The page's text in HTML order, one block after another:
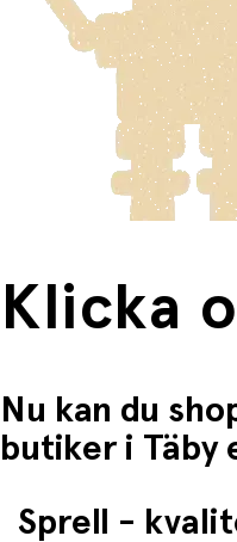
Fri frakt när du handlar
Klicka
Nu kan du
butiker i Täby
Sprell -